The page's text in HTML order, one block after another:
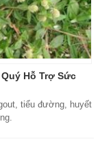
Hỗ Trợ Sức
tiểu đường, huyết